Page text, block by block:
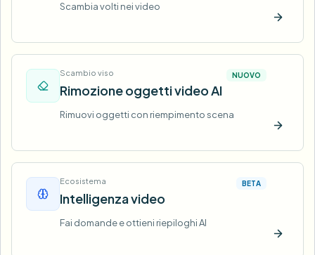
Scambia volti nei video
Prova
Scambio viso
Rimozione oggetti video AI
NUOVO
Rimuovi oggetti con riempimento scena
Prova
Ecosistema
Intelligenza video
BETA
Fai domande e ottieni riepiloghi AI
Prova